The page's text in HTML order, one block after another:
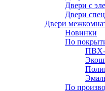
Двери с
Двери
Двери
Новинки
По
По